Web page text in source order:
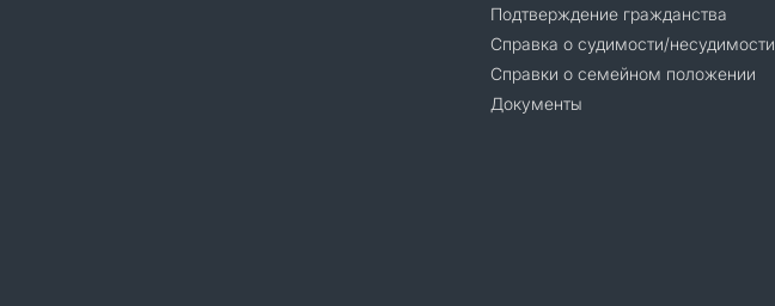
Подтверждение гражданства
Справка о судимости/несудимости
Cправки о семейном положении
Документы